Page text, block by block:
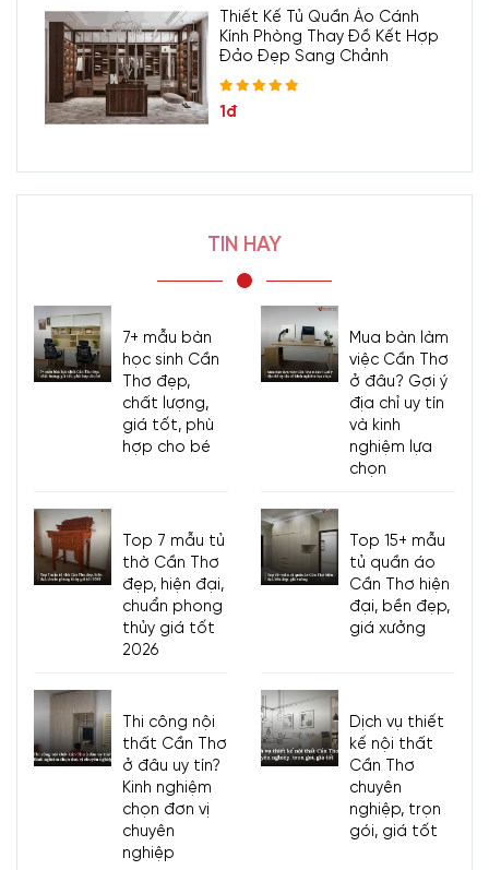
Thiết Kế Tủ Quần Áo Cánh
Kính Phòng Thay Đồ Kết Hợp
Đảo Đẹp Sang Chảnh
1đ
TIN HAY
7+ mẫu bàn
học sinh Cần
Thơ đẹp,
chất lượng,
giá tốt, phù
hợp cho bé
Mua bàn làm
việc Cần Thơ
ở đâu? Gợi ý
địa chỉ uy tín
và kinh
nghiệm lựa
chọn
Top 7 mẫu tủ
thờ Cần Thơ
đẹp, hiện đại,
chuẩn phong
thủy giá tốt
2026
Top 15+ mẫu
tủ quần áo
Cần Thơ hiện
đại, bền đẹp,
giá xưởng
Thi công nội
thất Cần Thơ
ở đâu uy tín?
Kinh nghiệm
chọn đơn vị
chuyên
nghiệp
Dịch vụ thiết
kế nội thất
Cần Thơ
chuyên
nghiệp, trọn
gói, giá tốt